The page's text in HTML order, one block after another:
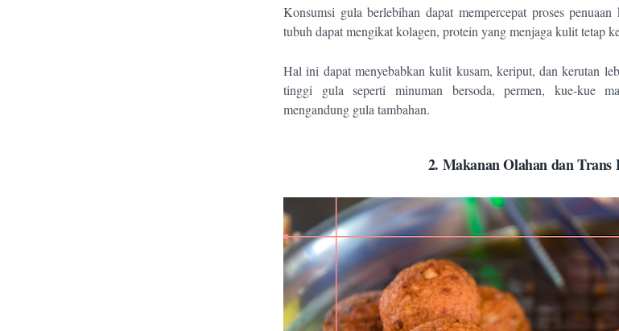
Konsumsi gula berlebihan dapat mempercepat proses
tubuh dapat mengikat kolagen, protein yang menjaga kulit tetap
Hal ini dapat menyebabkan kulit kusam, keriput, dan kerutan
tinggi gula seperti minuman bersoda, permen, kue-kue
mengandung gula tambahan.
2. Makanan Olahan dan Trans